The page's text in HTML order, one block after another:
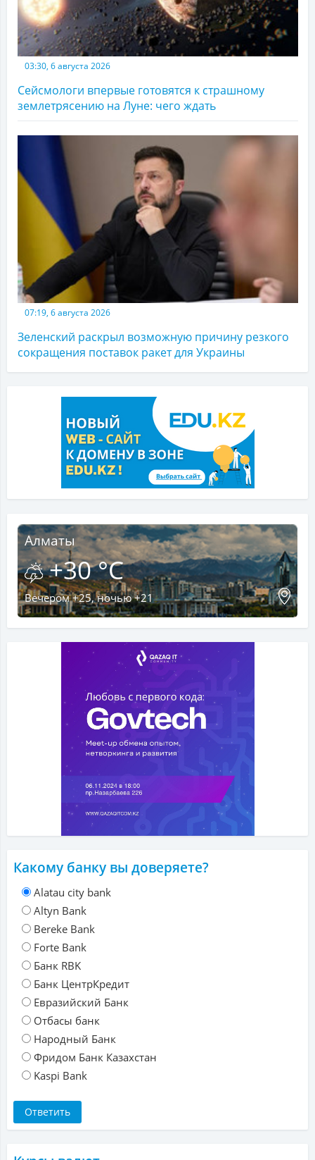
03:30, 6 августа 2026
Сейсмологи впервые готовятся к страшному
землетрясению на Луне: чего ждать
07:19, 6 августа 2026
Зеленский раскрыл возможную причину резкого
сокращения поставок ракет для Украины
Алматы
+30 °C
Вечером +25, ночью +21
Какому банку вы доверяете?
Alatau city bank
Altyn Bank
Bereke Bank
Forte Bank
Банк RBK
Банк ЦентрКредит
Евразийский Банк
Отбасы банк
Народный Банк
Фридом Банк Казахстан
Kaspi Bank